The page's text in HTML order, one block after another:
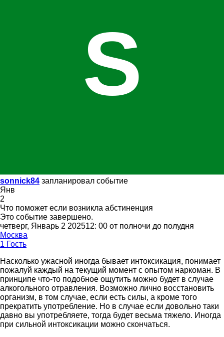
S
sonnick84 запланировал событие
Янв
2
Что поможет если возникла абстиненция
Это событие завершено.
четверг, Январь 2 202512: 00 от полночи до полудня
Москва
1 Гость
Насколько ужасной иногда бывает интоксикация, понимает
пожалуй каждый на текущий момент с опытом наркоман. В
принципе что-то подобное ощутить можно будет в случае
алкогольного отравления. Возможно лично восстановить
организм, в том случае, если есть силы, а кроме того
прекратить употребление. Но в случае если довольно таки
давно вы употребляете, тогда будет весьма тяжело. Иногда
при сильной интоксикации можно скончаться.